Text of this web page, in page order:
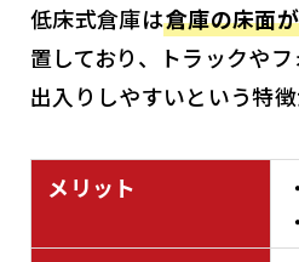
低床式倉庫は倉庫の床面
置しており、トラックや
出入りしやすいという特徴
メリット